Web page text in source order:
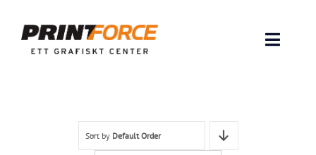
content
Toggle
INSPIRATIONSort by Default Order